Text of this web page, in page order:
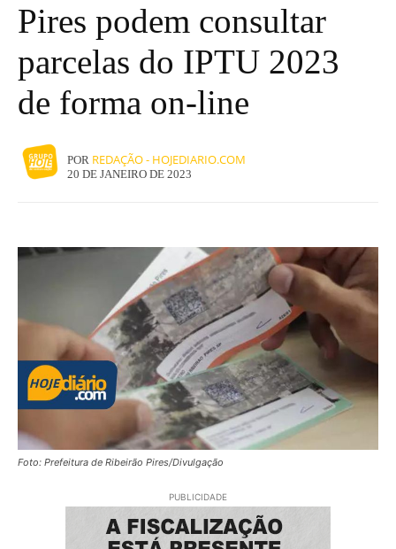
Pires podem consultar
parcelas do IPTU 2023
de forma on-line
POR REDAÇÃO - HOJEDIARIO.COM
20 DE JANEIRO DE 2023
Foto: Prefeitura de Ribeirão Pires/Divulgação
PUBLICIDADE